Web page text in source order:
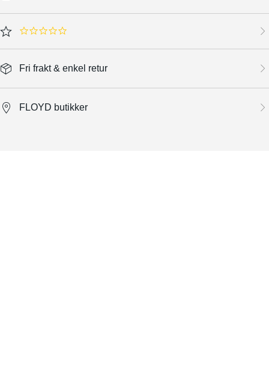
0.0 star rating
Fri frakt & enkel retur
FLOYD butikker